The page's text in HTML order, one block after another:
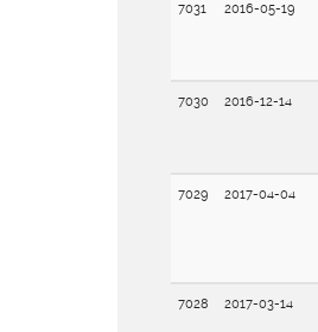
7031 2016-05-19
7030 2016-12-14
7029 2017-04-04
7028 2017-03-14